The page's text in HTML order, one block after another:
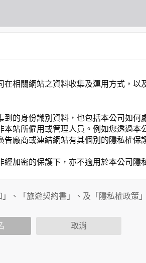
相關網站之資料收集及運用方式，以
的身份識別資料，也包括本公司如
站所僱用或管理人員。例如您透過
廠商或連結網站有其個別的隱私權
加密的保護下，亦不適用於本公司隱
料，其範圍如下：
位址、使用時間、使用的瀏覽器、瀏
、「旅遊契約書」、及「隱私權政策
取消